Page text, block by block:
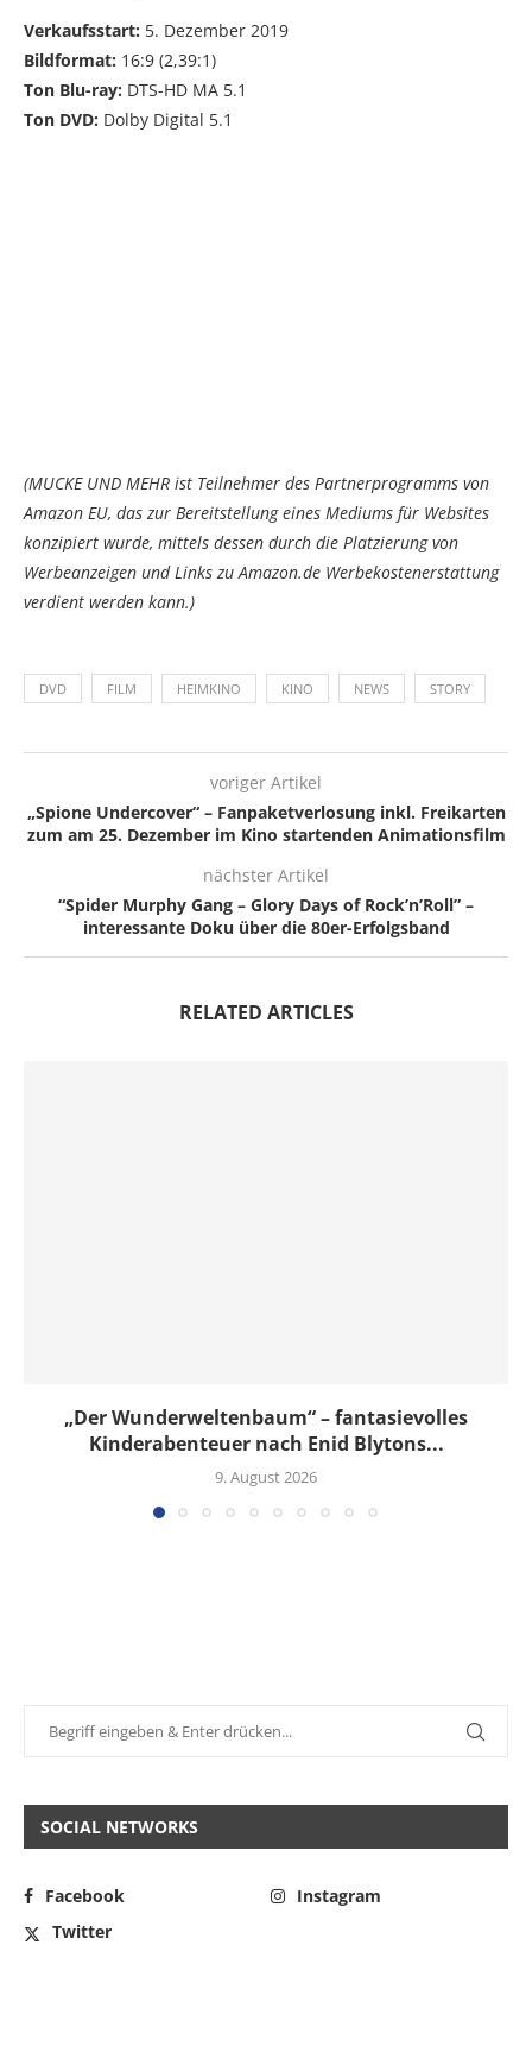
Verkaufsstart: 5. Dezember 2019
Bildformat: 16:9 (2,39:1)
Ton Blu-ray: DTS-HD MA 5.1
Ton DVD: Dolby Digital 5.1
(MUCKE UND MEHR ist Teilnehmer des Partnerprogramms von
Amazon EU, das zur Bereitstellung eines Mediums für Websites
konzipiert wurde, mittels dessen durch die Platzierung von
Werbeanzeigen und Links zu Amazon.de Werbekostenerstattung
verdient werden kann.)
DVD FILM HEIMKINO KINO NEWS STORY
voriger Artikel
„Spione Undercover“ – Fanpaketverlosung inkl. Freikarten
zum am 25. Dezember im Kino startenden Animationsfilm
nächster Artikel
“Spider Murphy Gang – Glory Days of Rock’n’Roll” –
interessante Doku über die 80er-Erfolgsband
RELATED ARTICLES
„Der Wunderweltenbaum“ – fantasievolles
Kinderabenteuer nach Enid Blytons...
9. August 2026
SOCIAL NETWORKS
Facebook
Instagram
Twitter